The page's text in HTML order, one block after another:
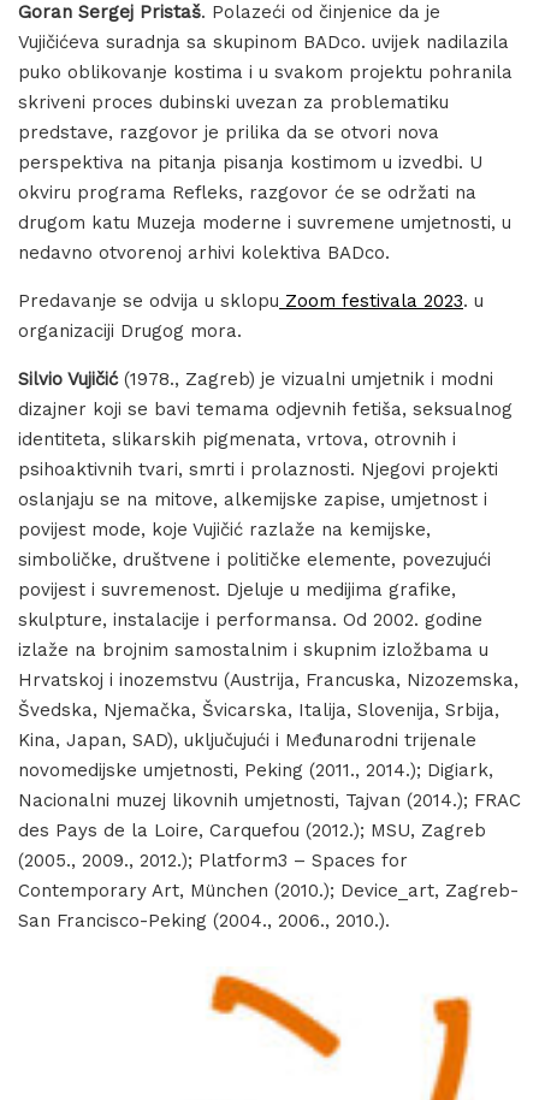
Goran Sergej Pristaš. Polazeći od činjenice da je
Vujičićeva suradnja sa skupinom BADco. uvijek nadilazila
puko oblikovanje kostima i u svakom projektu pohranila
skriveni proces dubinski uvezan za problematiku
predstave, razgovor je prilika da se otvori nova
perspektiva na pitanja pisanja kostimom u izvedbi. U
okviru programa Refleks, razgovor će se održati na
drugom katu Muzeja moderne i suvremene umjetnosti, u
nedavno otvorenoj arhivi kolektiva BADco.
Predavanje se odvija u sklopu Zoom festivala 2023. u
organizaciji Drugog mora.
Silvio Vujičić (1978., Zagreb) je vizualni umjetnik i modni
dizajner koji se bavi temama odjevnih fetiša, seksualnog
identiteta, slikarskih pigmenata, vrtova, otrovnih i
psihoaktivnih tvari, smrti i prolaznosti. Njegovi projekti
oslanjaju se na mitove, alkemijske zapise, umjetnost i
povijest mode, koje Vujičić razlaže na kemijske,
simboličke, društvene i političke elemente, povezujući
povijest i suvremenost. Djeluje u medijima grafike,
skulpture, instalacije i performansa. Od 2002. godine
izlaže na brojnim samostalnim i skupnim izložbama u
Hrvatskoj i inozemstvu (Austrija, Francuska, Nizozemska,
Švedska, Njemačka, Švicarska, Italija, Slovenija, Srbija,
Kina, Japan, SAD), uključujući i Međunarodni trijenale
novomedijske umjetnosti, Peking (2011., 2014.); Digiark,
Nacionalni muzej likovnih umjetnosti, Tajvan (2014.); FRAC
des Pays de la Loire, Carquefou (2012.); MSU, Zagreb
(2005., 2009., 2012.); Platform3 – Spaces for
Contemporary Art, München (2010.); Device_art, Zagreb-
San Francisco-Peking (2004., 2006., 2010.).